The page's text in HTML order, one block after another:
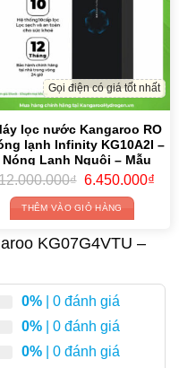
Gọi điện có giá tốt nhất
lọc nước Kangaroo RO
lạnh Infinity KG10A2I –
Nóng Lạnh Nguội – Mẫu
2026
₫ Original
was:
12.000.000₫.
6.450.000₫
THÊM VÀO GIỎ HÀNG
KG07G4VTU –
0% | 0 đánh giá
0% | 0 đánh giá
0% | 0 đánh giá